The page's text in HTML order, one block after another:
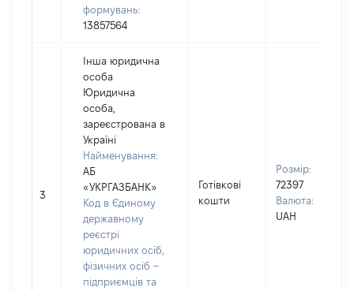
формувань:
13857564
3
Інша юридична
особа
Юридична
особа,
зареєстрована в
Україні
Найменування:
АБ
«УКРГАЗБАНК»
Код в Єдиному
державному
реєстрі
юридичних осіб,
фізичних осіб –
підприємців та
Готівкові
кошти
Розмір:
72397
Валюта:
UAH